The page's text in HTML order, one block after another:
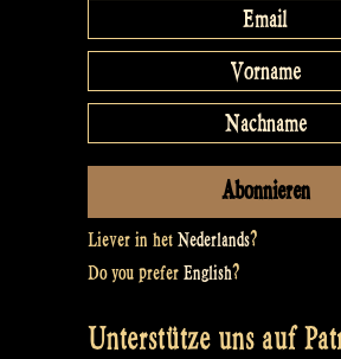
Liever in het Nederlands?
Do you prefer English?
Unterstütze uns auf